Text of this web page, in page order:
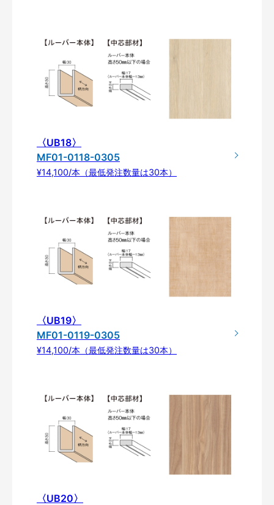
〈UB18〉
MF01-0118-0305
¥14,100/本（最低発注数量は30本）
〈UB19〉
MF01-0119-0305
¥14,100/本（最低発注数量は30本）
〈UB20〉